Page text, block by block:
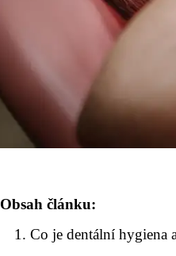
Obsah článku:
Co je dentální hygiena